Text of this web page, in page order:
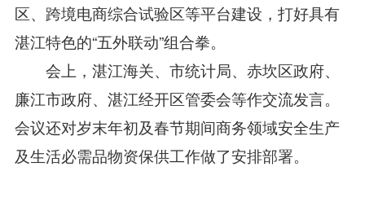
区、跨境电商综合试验区等平台建设，打好具有
湛江特色的“五外联动”组合拳。
会上，湛江海关、市统计局、赤坎区政府、
廉江市政府、湛江经开区管委会等作交流发言。
会议还对岁末年初及春节期间商务领域安全生产
及生活必需品物资保供工作做了安排部署。